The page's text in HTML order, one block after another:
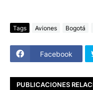
Tags Aviones Bogotá
Facebook
PUBLICACIONES